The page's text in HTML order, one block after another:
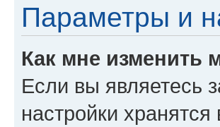
Параметры и
Как мне изменить
Если вы являетесь
настройки